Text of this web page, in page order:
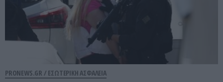
PRONEWS.GR / ΕΣΩΤΕΡΙΚΗ ΑΣΦΑΛΕΙΑ